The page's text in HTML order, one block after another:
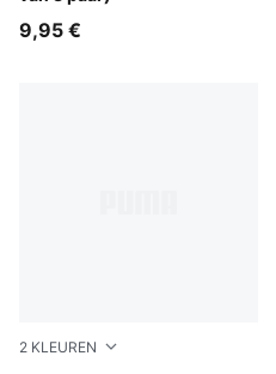
9,95 €
2 KLEUREN